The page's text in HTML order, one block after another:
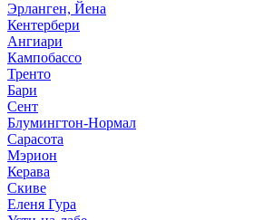
Эрланген, Йена
Кентербери
Ангиари
Кампобассо
Тренто
Бари
Сент
Блумингтон-Нормал
Сарасота
Мэрион
Керава
Скиве
Еленя Гура